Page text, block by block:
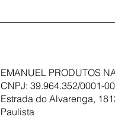
EMANUEL PRODUTOS
CNPJ: 39.964.352/0001-00
Estrada do Alvarenga,
Paulista